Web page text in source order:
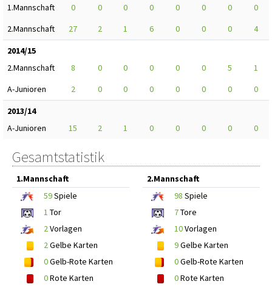
1.Mannschaft
0 0 0 0 0 0 0
0
2.Mannschaft
27 2 1 6 0 0 0
4
2014/15
2.Mannschaft
8 0 0 0 0 0 5
1
A-Junioren
2 0 0 0 0 0 0
0
2013/14
A-Junioren
15 2 1 0 0 0 0 0
Gesamtstatistik
1.Mannschaft
59Spiele
1 Tor
2Vorlagen
2Gelbe Karten
0Gelb-Rote Karten
0Rote Karten
2.Mannschaft
98 Spiele
7Tore
10Vorlagen
9Gelbe Karten
0Gelb-Rote Karten
0Rote Karten